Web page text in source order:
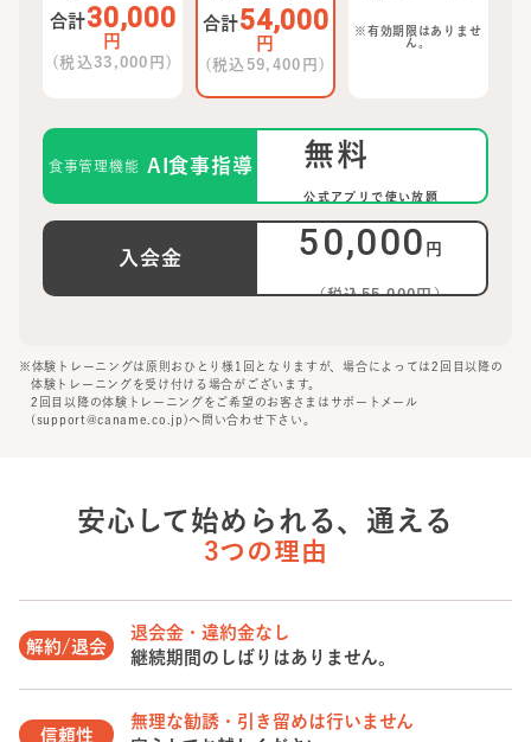
合計30,000
円
(税込 33,000 円)
合計54,000
円
(税込 59,400 円)
※有効期限はありませ
ん。
食事管理機能 AI食事指導 無料
公式アプリで使い放題
入会金 50,000 円
（税込55,000円）
※体験トレーニングは原則おひとり様1回となりますが、場合によっては2回目以降の
体験トレーニングを受け付ける場合がございます。
2回目以降の体験トレーニングをご希望のお客さまはサポートメール
(support@caname.co.jp)へ問い合わせ下さい。
安心して始められる、通える
3つの理由
解約/退会
退会金・違約金なし
継続期間のしばりはありません。
信頼性
無理な勧誘・引き留めは行いません